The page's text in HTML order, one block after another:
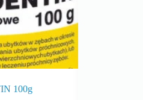
100g